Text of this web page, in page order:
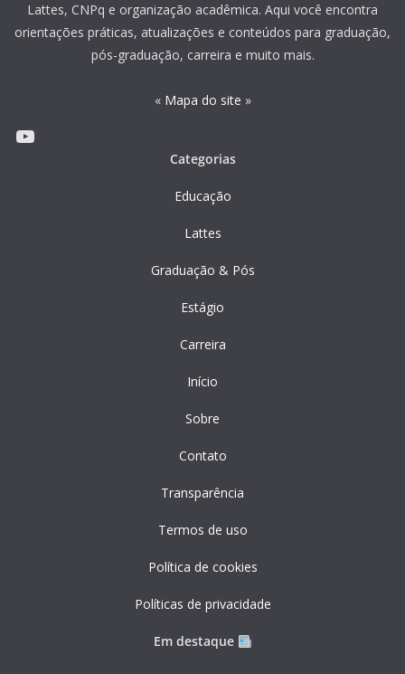
Lattes, CNPq e organização acadêmica. Aqui você encontra
orientações práticas, atualizações e conteúdos para graduação,
pós-graduação, carreira e muito mais.
« Mapa do site »
Youtube
Categorias
Educação
Lattes
Graduação & Pós
Estágio
Carreira
Início
Sobre
Contato
Transparência
Termos de uso
Política de cookies
Políticas de privacidade
Em destaque